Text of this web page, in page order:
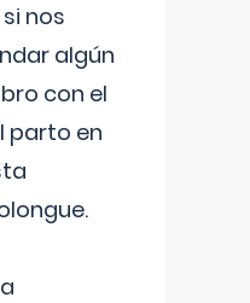
nos
algún
con el
parto en